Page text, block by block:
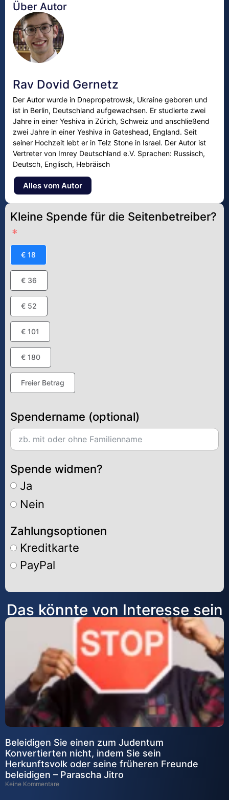
Über Autor
Rav Dovid Gernetz
Der Autor wurde in Dnepropetrowsk, Ukraine geboren und
ist in Berlin, Deutschland aufgewachsen. Er studierte zwei
Jahre in einer Yeshiva in Zürich, Schweiz und anschließend
zwei Jahre in einer Yeshiva in Gateshead, England. Seit
seiner Hochzeit lebt er in Telz Stone in Israel. Der Autor ist
Vertreter von Imrey Deutschland e.V. Sprachen: Russisch,
Deutsch, Englisch, Hebräisch
Alles vom Autor
Kleine Spende für die Seitenbetreiber?
€ 18
€ 36
€ 52
€ 101
€ 180
Freier Betrag
Spendername (optional)
Spende widmen?
Ja
Nein
Zahlungsoptionen
Kreditkarte
PayPal
Alternative:
Das könnte von Interesse sein
Beleidigen Sie einen zum Judentum
Konvertierten nicht, indem Sie sein
Herkunftsvolk oder seine früheren Freunde
beleidigen – Parascha Jitro
Keine Kommentare